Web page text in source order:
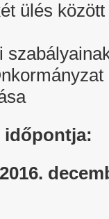
ülés
időpontja: